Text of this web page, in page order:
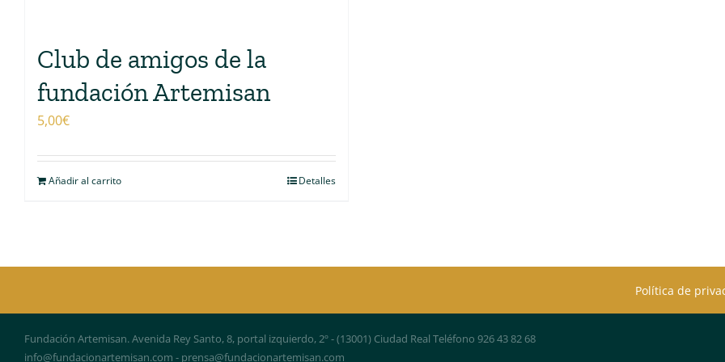
Club de amigos de la
fundación Artemisan
5,00€
Añadir al carrito Detalles
Política de
Fundación Artemisan. Avenida Rey Santo, 8, portal izquierdo, 2º - (13001) Ciudad Real Teléfono 926 43 82 68
info@fundacionartemisan.com - prensa@fundacionartemisan.com